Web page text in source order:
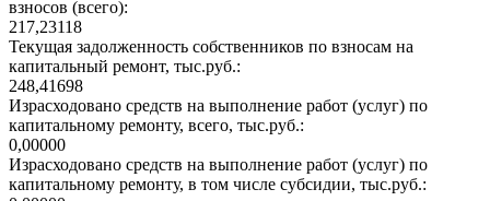
взносов (всего):
217,23118
Текущая задолженность собственников по взносам на
капитальный ремонт, тыс.руб.:
248,41698
Израсходовано средств на выполнение работ (услуг) по
капитальному ремонту, всего, тыс.руб.:
0,00000
Израсходовано средств на выполнение работ (услуг) по
капитальному ремонту, в том числе субсидии, тыс.руб.: